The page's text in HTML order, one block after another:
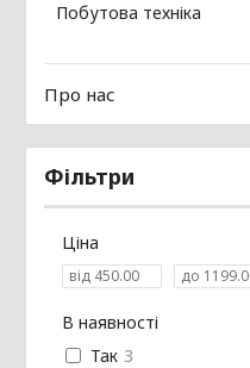
Побутова техніка
Про нас
Фільтри
Ціна
В наявності
Так 3